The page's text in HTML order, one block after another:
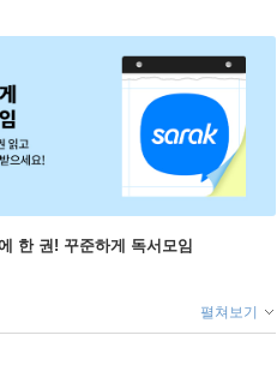
한 권! 꾸준하게 독서모임
펼쳐보기